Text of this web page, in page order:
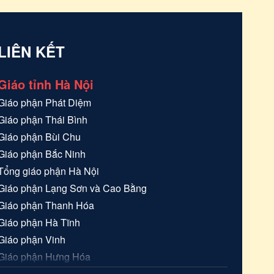
tiên, nhấn mạnh sứ mệnh mở rộng đức tin
KẾT
tỉnh Hà Nội
phận Phát Diệm
phận Thái Bình
phận Bùi Chu
phận Bắc Ninh
giáo phận Hà Nội
phận Lạng Sơn và Cao Bằng
phận Thanh Hóa
phận Hà Tĩnh
phận Vinh
phận Hưng Hóa